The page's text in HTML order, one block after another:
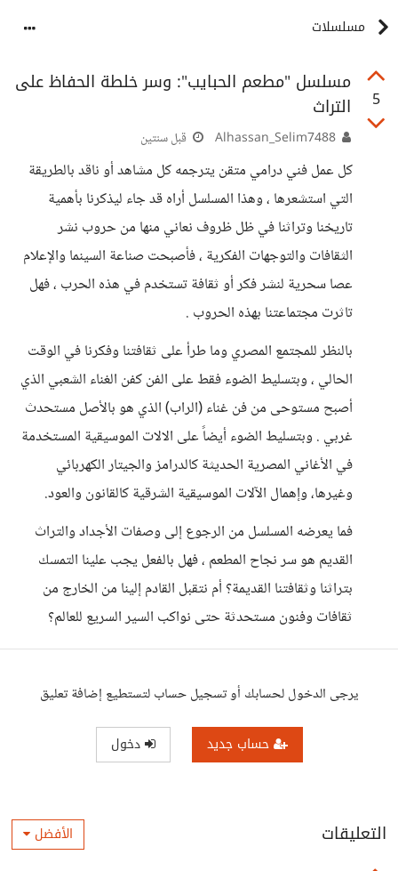
مسلسلات
5
مسلسل "مطعم الحبايب": وسر خلطة الحفاظ على
التراث
قبل سنتين
كل عمل فني درامي متقن يترجمه كل مشاهد أو ناقد بالطريقة
التي استشعرها ، وهذا المسلسل أراه قد جاء ليذكرنا بأهمية
تاريخنا وتراثنا في ظل ظروف نعاني منها من حروب نشر
الثقافات والتوجهات الفكرية ، فأصبحت صناعة السينما والإعلام
عصا سحرية لنشر فكر أو ثقافة تستخدم في هذه الحرب ، فهل
تاثرت مجتماعتنا بهذه الحروب .
بالنظر للمجتمع المصري وما طرأ على ثقافتنا وفكرنا في الوقت
الحالي ، وبتسليط الضوء فقط على الفن كفن الغناء الشعبي الذي
أصبح مستوحى من فن غناء (الراب) الذي هو بالأصل مستحدث
غربي . وبتسليط الضوء أيضاً على الالات الموسيقية المستخدمة
في الأغاني المصرية الحديثة كالدرامز والجيتار الكهربائي
وغيرها، وإهمال الآلات الموسيقية الشرقية كالقانون والعود.
فما يعرضه المسلسل من الرجوع إلى وصفات الأجداد والتراث
القديم هو سر نجاح المطعم ، فهل بالفعل يجب علينا التمسك
بتراثنا وثقافتنا القديمة؟ أم نتقبل القادم إلينا من الخارج من
ثقافات وفنون مستحدثة حتى نواكب السير السريع للعالم؟
يرجى الدخول لحسابك أو تسجيل حساب لتستطيع إضافة تعليق
حساب جديد دخول
التعليقات الأفضل